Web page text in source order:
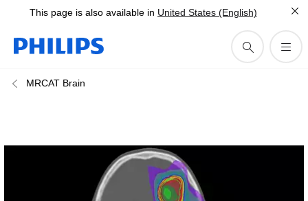
This page is also available in United States (English)
MRCAT Brain